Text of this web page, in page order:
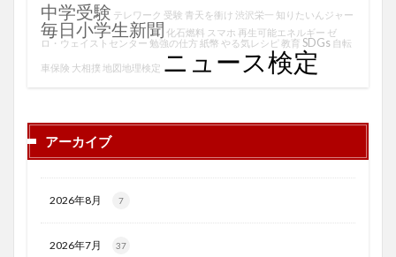
中学受験 テレワーク 受験 青天を衝け 渋沢栄一 知りたいんジャー
毎日小学生新聞 化石燃料 スマホ 再生可能エネルギー ゼ
ロ・ウェイストセンター 勉強の仕方 紙幣 やる気レシピ 教育 SDGs 自転
車保険 大相撲 地図地理検定 ニュース検定
アーカイブ
2026年8月 7
2026年7月 37